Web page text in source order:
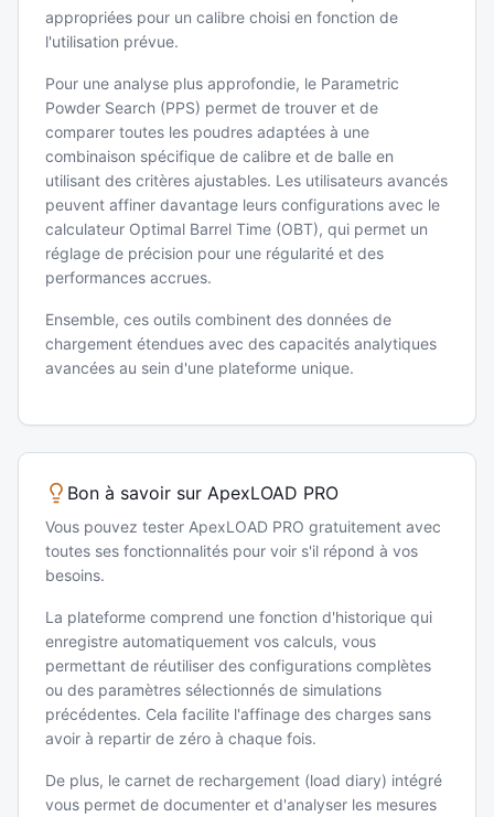
appropriées pour un calibre choisi en fonction de
l'utilisation prévue.
Pour une analyse plus approfondie, le Parametric
Powder Search (PPS) permet de trouver et de
comparer toutes les poudres adaptées à une
combinaison spécifique de calibre et de balle en
utilisant des critères ajustables. Les utilisateurs avancés
peuvent affiner davantage leurs configurations avec le
calculateur Optimal Barrel Time (OBT), qui permet un
réglage de précision pour une régularité et des
performances accrues.
Ensemble, ces outils combinent des données de
chargement étendues avec des capacités analytiques
avancées au sein d'une plateforme unique.
Bon à savoir sur ApexLOAD PRO
Vous pouvez tester ApexLOAD PRO gratuitement avec
toutes ses fonctionnalités pour voir s'il répond à vos
besoins.
La plateforme comprend une fonction d'historique qui
enregistre automatiquement vos calculs, vous
permettant de réutiliser des configurations complètes
ou des paramètres sélectionnés de simulations
précédentes. Cela facilite l'affinage des charges sans
avoir à repartir de zéro à chaque fois.
De plus, le carnet de rechargement (load diary) intégré
vous permet de documenter et d'analyser les mesures